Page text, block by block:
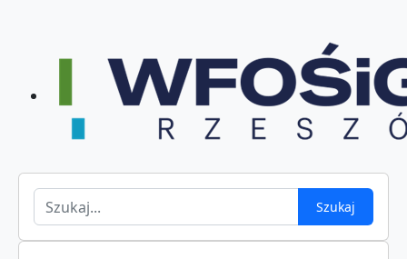
Szukaj Szukaj